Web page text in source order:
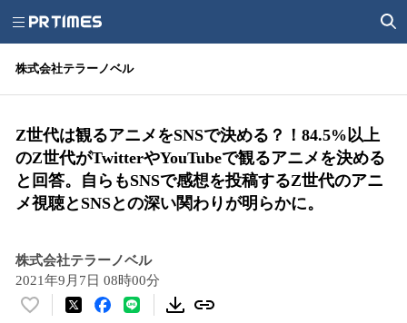
株式会社テラーノベル
Z世代は観るアニメをSNSで決める？！84.5%以上
のZ世代がTwitterやYouTubeで観るアニメを決める
と回答。自らもSNSで感想を投稿するZ世代のアニ
メ視聴とSNSとの深い関わりが明らかに。
株式会社テラーノベル
2021年9月7日 08時00分
い